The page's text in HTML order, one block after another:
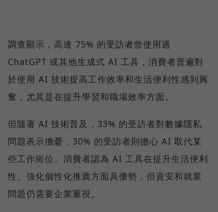
調查顯示，高達 75% 的受訪者曾使用過
ChatGPT 或其他生成式 AI 工具，消費者普遍對
於使用 AI 技術提高工作效率和生活便利性感到興
奮，尤其是在提升學習和職場效率方面。
但隨著 AI 技術普及，33% 的受訪者對數據隱私
問題表示擔憂，30% 的受訪者則擔心 AI 取代某
些工作崗位。消費者認為 AI 工具在提升生活便利
性、強化個性化推薦方面具優勢，但資安和就業
問題仍需要企業重視。